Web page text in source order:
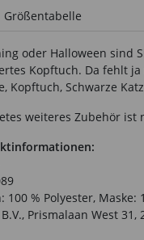
Größentabelle
oder Halloween
Kopftuch. Da fehlt
Kopftuch, Schwarze
weiteres Zubehör
% Polyester, Maske:
Prismalaan West